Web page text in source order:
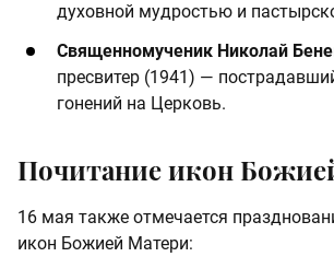
духовной мудростью и
Священномученик Николай
пресвитер (1941) —
гонений на Церковь.
Почитание икон
16 мая также отмечается
икон Божией Матери: